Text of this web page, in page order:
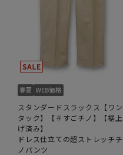
スタンダードスラックス【ワン
タック】【＃すごチノ】【裾上
げ済み】
ドレス仕立ての超ストレッチチ
ノパンツ